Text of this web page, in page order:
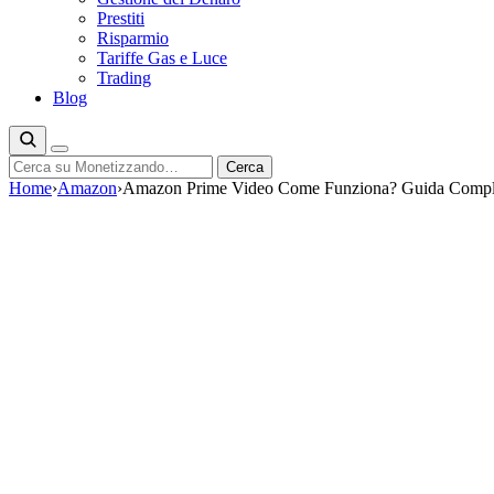
Prestiti
Risparmio
Tariffe Gas e Luce
Trading
Blog
Cerca Cerca
Home›Amazon›Amazon Prime Video Come Funziona? Guida